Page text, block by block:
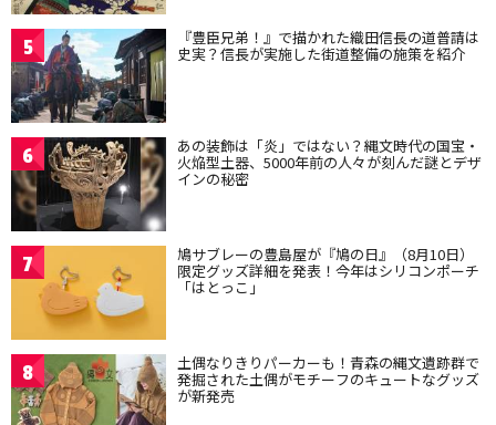
5 『豊臣兄弟！』で描かれた織田信長の道普請は
史実？信長が実施した街道整備の施策を紹介
6 あの装飾は「炎」ではない？縄文時代の国宝・
火焔型土器、5000年前の人々が刻んだ謎とデザ
インの秘密
7 鳩サブレーの豊島屋が『鳩の日』（8月10日）
限定グッズ詳細を発表！今年はシリコンポーチ
「はとっこ」
8 土偶なりきりパーカーも！青森の縄文遺跡群で
発掘された土偶がモチーフのキュートなグッズ
が新発売